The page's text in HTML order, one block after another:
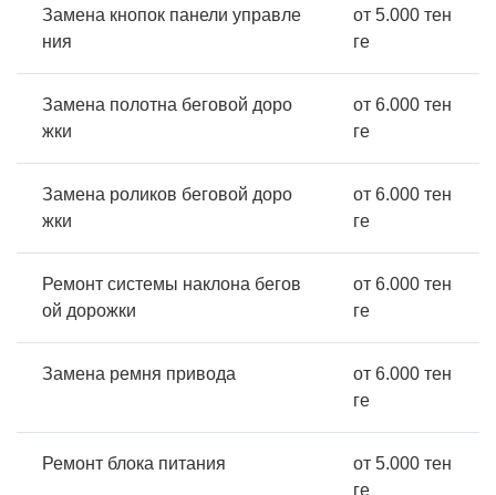
Замена кнопок панели управле
ния
от 5.000 тен
ге
Замена полотна беговой доро
жки
от 6.000 тен
ге
Замена роликов беговой доро
жки
от 6.000 тен
ге
Ремонт системы наклона бегов
ой дорожки
от 6.000 тен
ге
Замена ремня привода
от 6.000 тен
ге
Ремонт блока питания
от 5.000 тен
ге